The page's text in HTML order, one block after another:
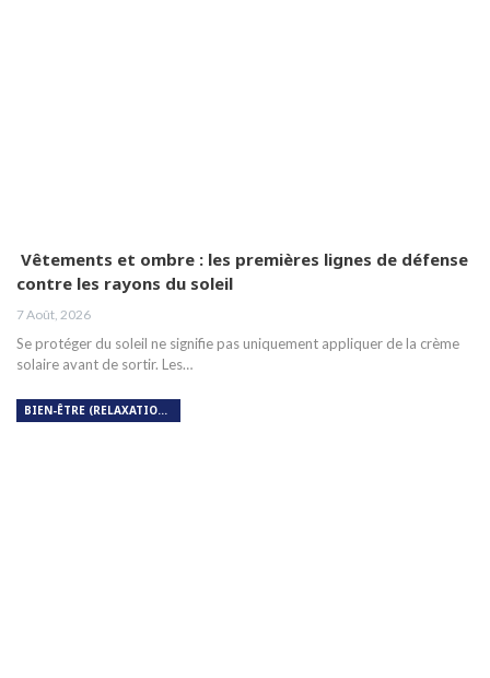
Vêtements et ombre : les premières lignes de défense
contre les rayons du soleil
7 Août, 2026
Se protéger du soleil ne signifie pas uniquement appliquer de la crème
solaire avant de sortir. Les…
BIEN-ÊTRE (RELAXATION, MÉDITATION, SOIN DU CORPS)